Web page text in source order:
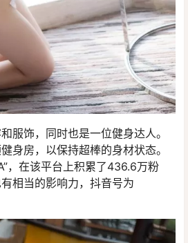
服饰，同时也是一位健身达人。
身房，以保持超棒的身材状态。
，在该平台上积累了436.6万粉
相当的影响力，抖音号为